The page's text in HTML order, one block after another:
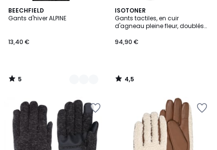
BEECHFIELD
Gants d'hiver ALPINE
13,40 €
5
/
2
Couleurs
5
/
ISOTONER
Gants tactiles, en cuir
d'agneau pleine fleur, doublés
94,90 €
4,5
/ 5
4,5
/